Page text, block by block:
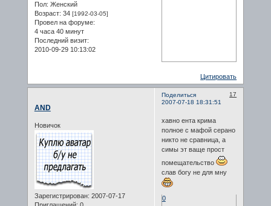
Пол: Женский
Возраст: 34 [1992-03-05]
Провел на форуме:
4 часа 40 минут
Последний визит:
2010-09-29 10:13:02
Цитировать
Поделиться
17
2007-07-18 18:31:51
AND
Новичок
Зарегистрирован: 2007-07-17
хавно ента крима
полное с мафой серано
никто не сравница, а
симы эт ваще прост
помещательство
слав богу не для мну
0